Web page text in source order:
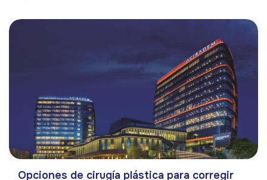
Opciones de cirugía plástica para corregir